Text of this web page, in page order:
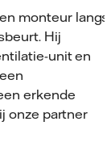
monteur langs
Hij
unit en
erkende
onze partner